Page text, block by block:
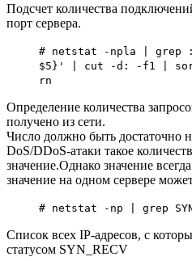
Подсчет количества
порт сервера.
# netstat -npla | grep
$5}' | cut -d: -f1 |
rn
Определение количества
получено из сети.
Число должно быть достаточно
DoS/DDoS-атаки такое
значение.Однако значение
значение на одном сервере
# netstat -np | grep
Список всех IP-адресов, с
статусом SYN_RECV